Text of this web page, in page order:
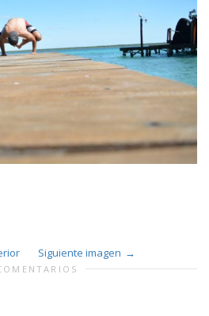
Siguiente imagen